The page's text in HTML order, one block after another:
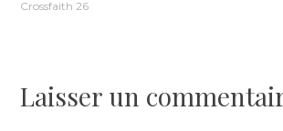
l’article
Crossfaith 26
Laisser un